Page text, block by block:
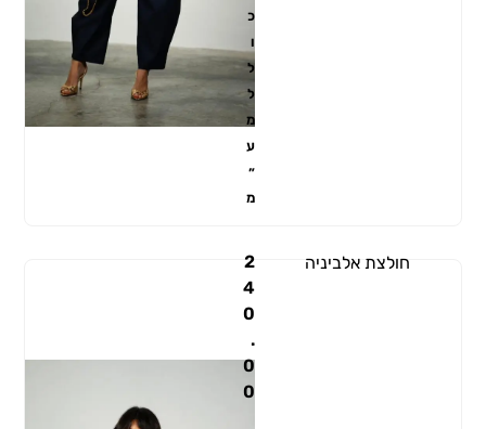
כ
ו
ל
ל
מ
ע
״
מ
2
4
0
.
0
0
חולצת אלביניה